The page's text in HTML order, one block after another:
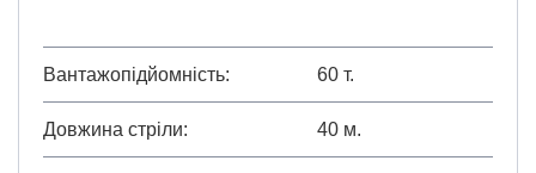
Вантажопідйомність 60 т.
Довжина стріли 40 м.